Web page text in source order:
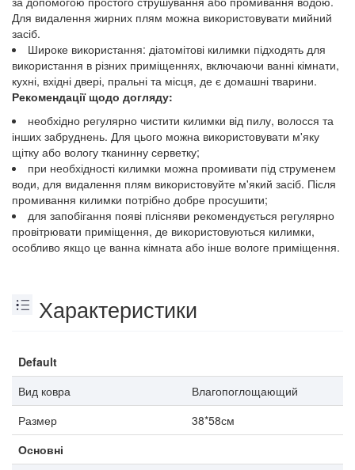
Для видалення жирних плям можна використовувати мийний
засіб.
Широке використання: діатомітові килимки підходять для
використання в різних приміщеннях, включаючи ванні кімнати,
кухні, вхідні двері, пральні та місця, де є домашні тварини.
Рекомендації щодо догляду:
необхідно регулярно чистити килимки від пилу, волосся та
інших забруднень. Для цього можна використовувати м'яку
щітку або вологу тканинну серветку;
при необхідності килимки можна промивати під струменем
води, для видалення плям використовуйте м'який засіб. Після
промивання килимки потрібно добре просушити;
для запобігання появі плісняви рекомендується регулярно
провітрювати приміщення, де використовуються килимки,
особливо якщо це ванна кімната або інше вологе приміщення.
Характеристики
Default
Вид ковра
Влагопоглощающий
Размер
38*58см
Основні